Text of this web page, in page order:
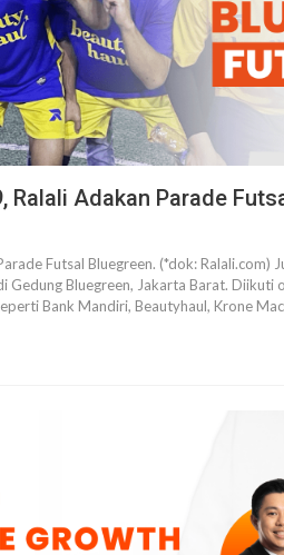
Ralali Adakan Parade
Futsal Bluegreen. (*dok: Ralali.com)
Gedung Bluegreen, Jakarta Barat. Diikuti
Bank Mandiri, Beautyhaul, Krone